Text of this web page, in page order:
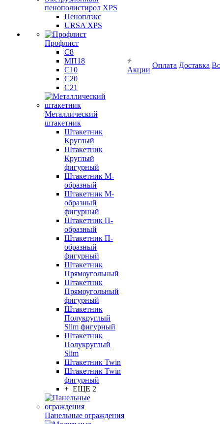
пенополистирол XPS
Пеноплэкс
URSA XPS
Профлист
С8
МП18
С10
С20
С21
Металлический
штакетник
Штакетник
Круглый
Штакетник
Круглый
фигурный
Штакетник М-
образный
Штакетник М-
образный
фигурный
Штакетник П-
образный
Штакетник П-
образный
фигурный
Штакетник
Прямоугольный
Штакетник
Прямоугольный
фигурный
Штакетник
Полукруглый
Slim фигурный
Штакетник
Полукруглый
Slim
Штакетник Twin
Штакетник Twin
фигурный
+ ЕЩЕ 2
Панельные ограждения
Акции
Оплата Доставка